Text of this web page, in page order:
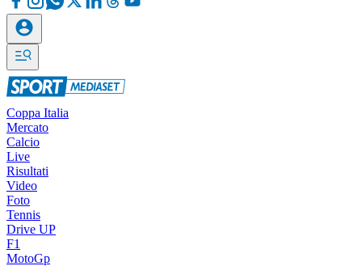
Coppa Italia
Mercato
Calcio
Live
Risultati
Video
Foto
Tennis
Drive UP
F1
MotoGp